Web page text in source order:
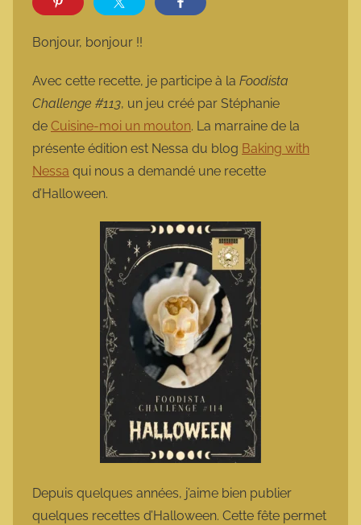
o
t
t
e
Bonjour, bonjour !!
Avec cette recette, je participe à la Foodista
Challenge #113, un jeu créé par Stéphanie
de Cuisine-moi un mouton. La marraine de la
présente édition est Nessa du blog Baking with
Nessa qui nous a demandé une recette
d’Halloween.
Depuis quelques années, j’aime bien publier
quelques recettes d’Halloween. Cette fête permet